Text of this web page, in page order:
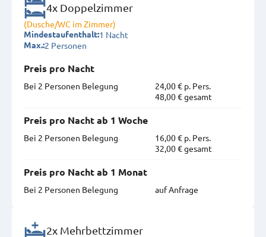
4x Doppelzimmer
(Dusche/WC im Zimmer)
Mindestaufenthalt:1 Nacht
Max.:2 Personen
Preis pro Nacht
Bei 2 Personen Belegung
24,00 € p. Pers.
48,00 € gesamt
Preis pro Nacht ab 1 Woche
Bei 2 Personen Belegung
16,00 € p. Pers.
32,00 € gesamt
Preis pro Nacht ab 1 Monat
Bei 2 Personen Belegung
auf Anfrage
2x Mehrbettzimmer